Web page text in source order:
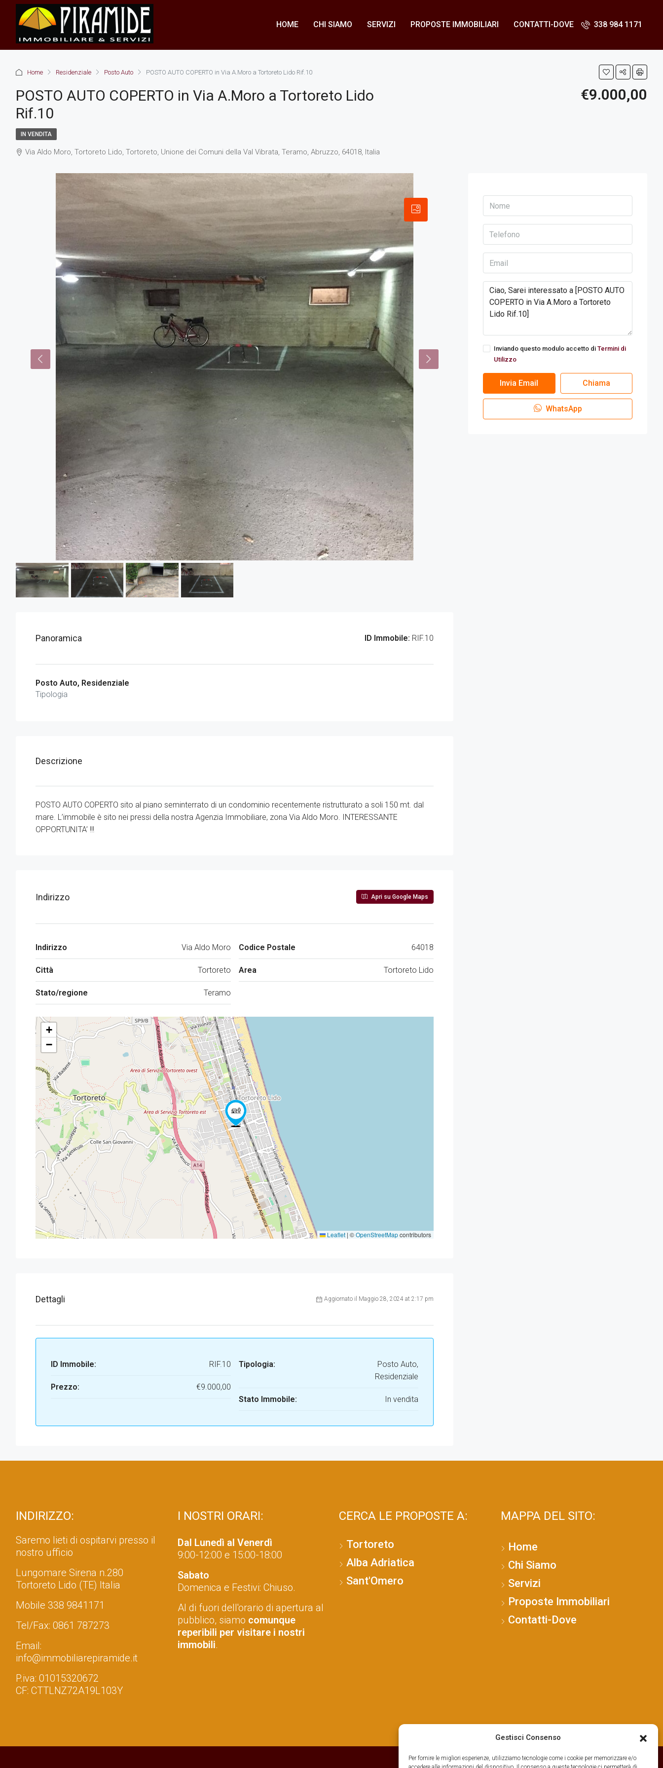
Gestisci Consenso
Per fornire le migliori esperienze, utilizziamo tecnologie come i cookie per memorizzare e/o
HOME CHI SIAMO SERVIZI PROPOSTE IMMOBILIARI CONTATTI-DOVE 338 984 1171
Home Residenziale Posto Auto POSTO AUTO COPERTO in Via A.Moro a Tortoreto Lido Rif.10
POSTO AUTO COPERTO in Via A.Moro a Tortoreto Lido
Rif.10
€9.000,00
IN VENDITA
Via Aldo Moro, Tortoreto Lido, Tortoreto, Unione dei Comuni della Val Vibrata, Teramo, Abruzzo, 64018, Italia
Panoramica ID Immobile: RIF.10
Posto Auto, Residenziale
Tipologia
Descrizione
POSTO AUTO COPERTO sito al piano seminterrato di un condominio recentemente ristrutturato a soli 150 mt. dal
mare. L’immobile è sito nei pressi della nostra Agenzia Immobiliare, zona Via Aldo Moro. INTERESSANTE
OPPORTUNITA’ !!!
Indirizzo Apri su Google Maps
Indirizzo Via Aldo Moro
Città Tortoreto
Stato/regione Teramo
Codice Postale 64018
Area Tortoreto Lido
+
−
Leaflet | ©OpenStreetMapcontributors
Dettagli Aggiornato il Maggio 28, 2024 at 2:17 pm
ID Immobile: RIF.10
Prezzo: €9.000,00
Tipologia:
Posto Auto,
Residenziale
Stato Immobile: In vendita
Inviando questo modulo accetto di Termini di
Utilizzo
Invia Email Chiama
WhatsApp
INDIRIZZO:
Saremo lieti di ospitarvi presso il
nostro ufficio
Lungomare Sirena n.280
Tortoreto Lido (TE) Italia
Mobile 338 9841171
Tel/Fax: 0861 787273
Email:
info@immobiliarepiramide.it
P.iva: 01015320672
CF: CTTLNZ72A19L103Y
I NOSTRI ORARI:
Dal Lunedì al Venerdì
9:00-12:00 e 15:00-18:00
Sabato
Domenica e Festivi: Chiuso.
Al di fuori dell'orario di apertura al
pubblico, siamo comunque
reperibili per visitare i nostri
immobili.
CERCA LE PROPOSTE A:
Tortoreto
Alba Adriatica
Sant'Omero
MAPPA DEL SITO:
Home
Chi Siamo
Servizi
Proposte Immobiliari
Contatti-Dove